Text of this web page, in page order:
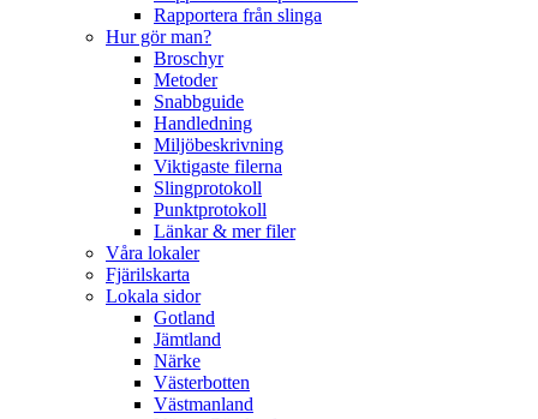
Rapportera från slinga
Hur gör man?
Broschyr
Metoder
Snabbguide
Handledning
Miljöbeskrivning
Viktigaste filerna
Slingprotokoll
Punktprotokoll
Länkar & mer filer
Våra lokaler
Fjärilskarta
Lokala sidor
Gotland
Jämtland
Närke
Västerbotten
Västmanland